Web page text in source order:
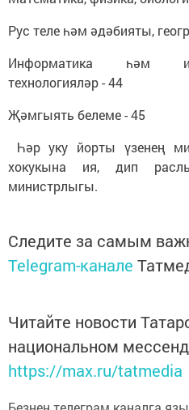
Рус теле һәм әдәбияты,
Информатика һәм
технологияләр - 44
Җәмгыять белеме - 45
Һәр уку йорты үзенең
хокукына ия, дип
министрлыгы.
Следите за самым
Telegram-канале
Читайте новости
национальном
https://max.ru/tatmedia